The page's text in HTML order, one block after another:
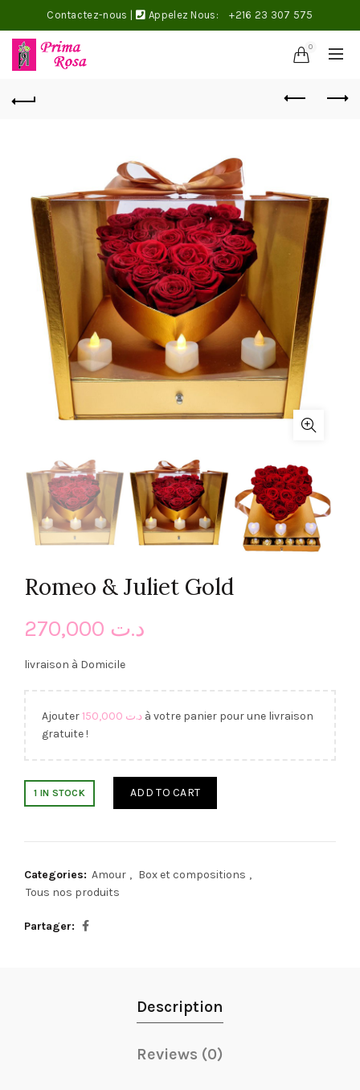
Contactez-nous Appelez Nous: +216 23 307 575
0
Romeo & Juliet Gold
د.ت
livraison à Domicile
Ajouter د.ت à votre panier pour une livraison
gratuite !
1 IN STOCK ADD TO CART
Categories: Amour , Box et compositions ,
Tous nos produits
Partager
Description
Reviews (0)